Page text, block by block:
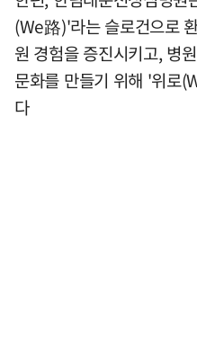
(We路)'라는 슬로건으로
원 경험을 증진시키고, 병
문화를 만들기 위해 '위로
다